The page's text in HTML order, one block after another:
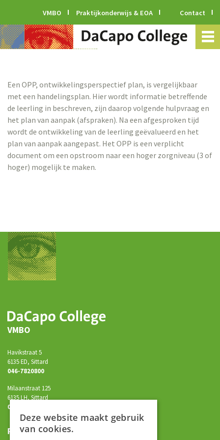
VMBO Praktijkonderwijs & EOA Contact
Een OPP, ontwikkelingsperspectief plan, is vergelijkbaar
met een handelingsplan. Hier wordt informatie betreffende
de leerling in beschreven, zijn daarop volgende hulpvraag en
het plan van aanpak (afspraken). Na een afgesproken tijd
wordt de ontwikkeling van de leerling geëvalueerd en het
plan van aanpak aangepast. Het OPP is een verplicht
document om een opstroom naar een hoger zorgniveau (3 of
hoger) mogelijk te maken.
VMBO
Havikstraat 5
6135 ED, Sittard
046-7820800
Milaanstraat 125
6135 LH, Sittard
046-7820750
Praktijkonderwijs
Deze website maakt gebruik
van cookies.